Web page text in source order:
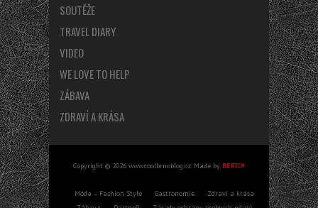
SOUTĚŽE
TRAVEL DIARY
VIDEO
WE LOVE TO HELP
ZÁBAVA
ZDRAVÍ A KRÁSA
Copyright © 2026 www.coolbrnoblog.cz. Made by BERTO!
Móda – Fashion Style Gastronomie
Zdraví a krása